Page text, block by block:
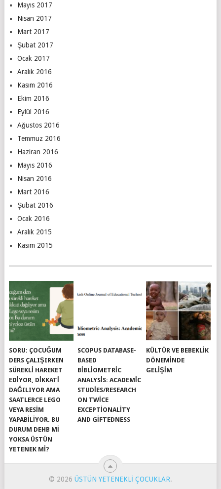
Mayıs 2017
Nisan 2017
Mart 2017
Şubat 2017
Ocak 2017
Aralık 2016
Kasım 2016
Ekim 2016
Eylül 2016
Ağustos 2016
Temmuz 2016
Haziran 2016
Mayıs 2016
Nisan 2016
Mart 2016
Şubat 2016
Ocak 2016
Aralık 2015
Kasım 2015
SORU: ÇOCUĞUM
DERS ÇALIŞIRKEN
SÜREKLI HAREKET
EDIYOR, DIKKATI
DAĞILIYOR AMA
SAATLERCE LEGO
VEYA RESIM
YAPABILIYOR. BU
DURUM DEHB MI
YOKSA ÜSTÜN
YETENEK MI?
SCOPUS DATABASE-
BASED
BIBLIOMETRIC
ANALYSIS: ACADEMIC
STUDIES/RESEARCH
ON TWICE
EXCEPTIONALITY
AND GIFTEDNESS
KÜLTÜR VE BEBEKLIK
DÖNEMINDE
GELIŞIM
© 2026 ÜSTÜN YETENEKLI ÇOCUKLAR.